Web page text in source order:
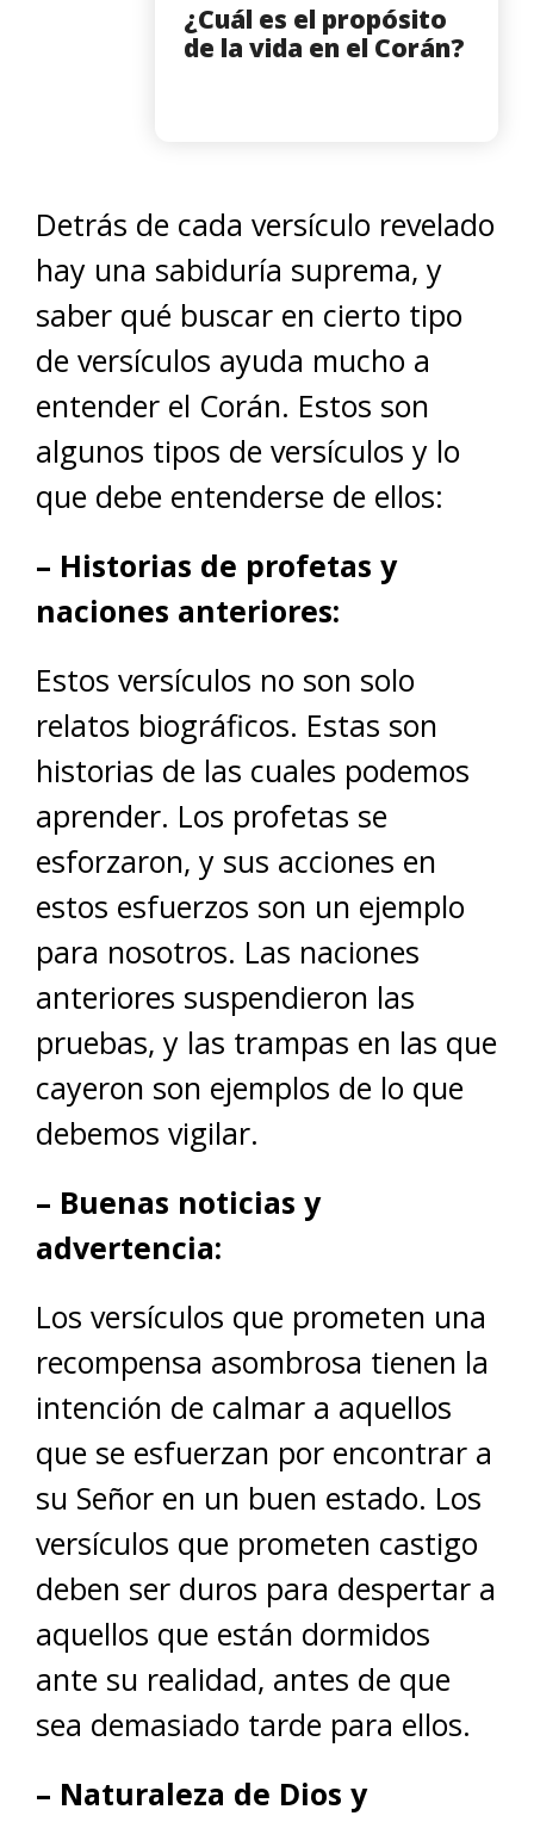
¿Cuál es el propósito
de la vida en el Corán?
Detrás de cada versículo revelado
hay una sabiduría suprema, y
saber qué buscar en cierto tipo
de versículos ayuda mucho a
entender el Corán. Estos son
algunos tipos de versículos y lo
que debe entenderse de ellos:
– Historias de profetas y
naciones anteriores:
Estos versículos no son solo
relatos biográficos. Estas son
historias de las cuales podemos
aprender. Los profetas se
esforzaron, y sus acciones en
estos esfuerzos son un ejemplo
para nosotros. Las naciones
anteriores suspendieron las
pruebas, y las trampas en las que
cayeron son ejemplos de lo que
debemos vigilar.
– Buenas noticias y
advertencia:
Los versículos que prometen una
recompensa asombrosa tienen la
intención de calmar a aquellos
que se esfuerzan por encontrar a
su Señor en un buen estado. Los
versículos que prometen castigo
deben ser duros para despertar a
aquellos que están dormidos
ante su realidad, antes de que
sea demasiado tarde para ellos.
– Naturaleza de Dios y